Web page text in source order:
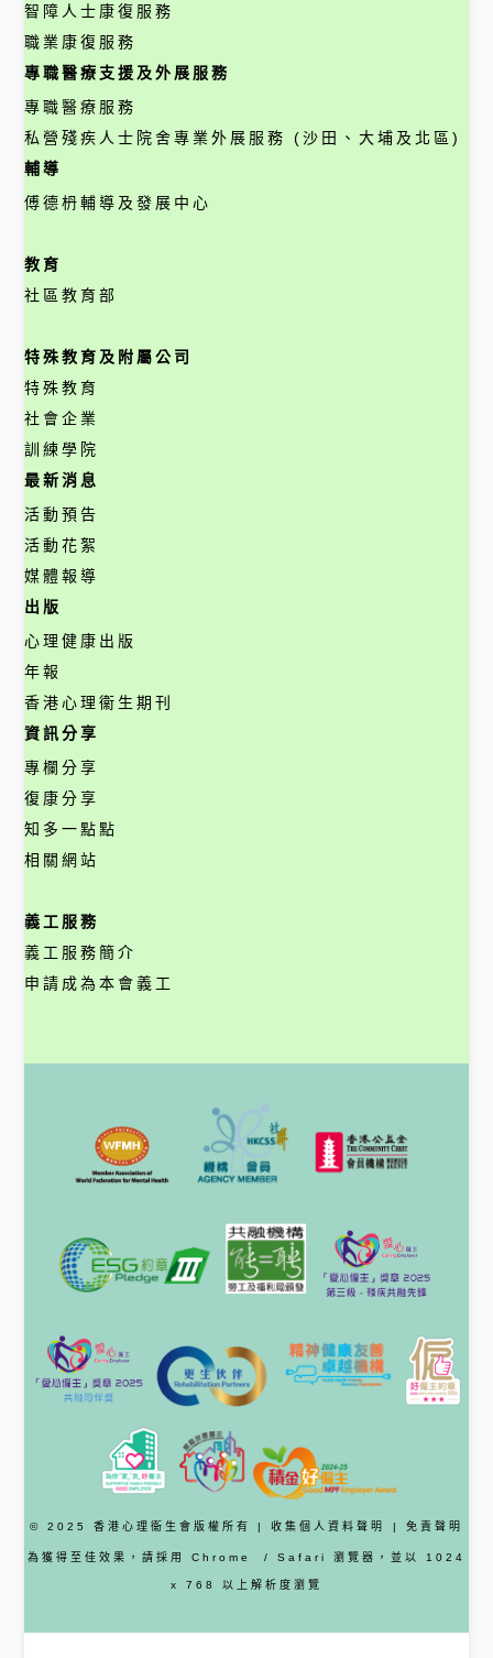
智障人士康復服務
職業康復服務
專職醫療支援及外展服務
專職醫療服務
私營殘疾人士院舍專業外展服務 (沙田、大埔及北區)
輔導
傅德枬輔導及發展中心
教育
社區教育部
特殊教育及附屬公司
特殊教育
社會企業
訓練學院
最新消息
活動預告
活動花絮
媒體報導
出版
心理健康出版
年報
香港心理衞生期刊
資訊分享
專欄分享
復康分享
知多一點點
相關網站
義工服務
義工服務簡介
申請成為本會義工
© 2025 香港心理衞生會版權所有 | 收集個人資料聲明 | 免責聲明
為獲得至佳效果，請採用 Chrome / Safari 瀏覽器 ，並以 1024
x 768 以上解析度瀏覽